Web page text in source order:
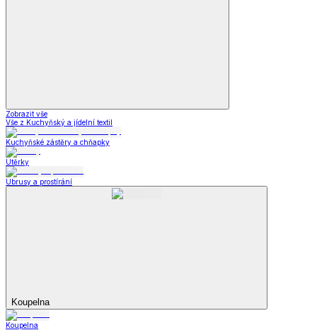
Zobrazit vše
Vše z Kuchyňský a jídelní textil
Kuchyňské zástěry a chňapky
Utěrky
Ubrusy a prostírání
Koupelna
Koupelna